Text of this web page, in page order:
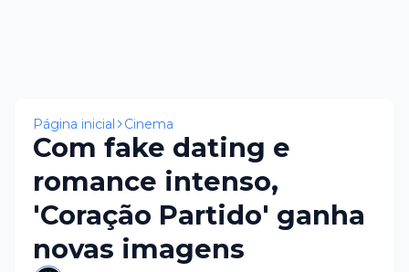
Página inicial Cinema
Com fake dating e
romance intenso,
'Coração Partido' ganha
novas imagens